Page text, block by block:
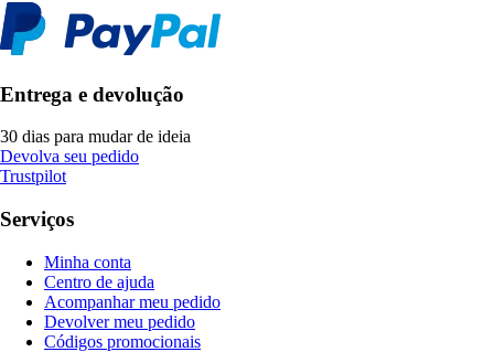
Entrega e devolução
30 dias para mudar de ideia
Devolva seu pedido
Trustpilot
Serviços
Minha conta
Centro de ajuda
Acompanhar meu pedido
Devolver meu pedido
Códigos promocionais